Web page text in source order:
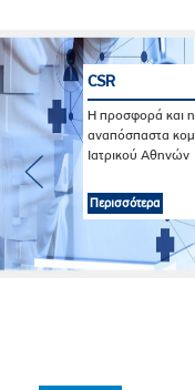
CSR
Η προσφορά και
αναπόσπαστα
Ιατρικού Αθηνών
Περισσότερα